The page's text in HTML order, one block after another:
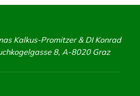
Kalkus-Promitzer & DI Konrad
8, A-8020 Graz